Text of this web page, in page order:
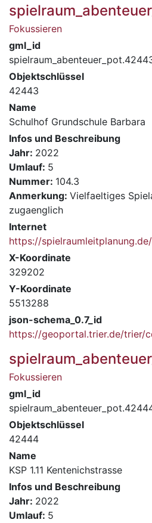
Fokussieren
gml_id
Objektschlüssel
42443
Name
Schulhof Grundschule Barbara
Infos und Beschreibung
Jahr: 2022
Umlauf: 5
Nummer: 104.3
Anmerkung: Vielfaeltiges
zugaenglich
Internet
https://
X-Koordinate
329202
Y-Koordinate
5513288
json-schema_0.7_id
https://geoportal.trier.de/trier/
Fokussieren
gml_id
Objektschlüssel
42444
Name
KSP 1.11 Kentenichstrasse
Infos und Beschreibung
Jahr: 2022
Umlauf: 5